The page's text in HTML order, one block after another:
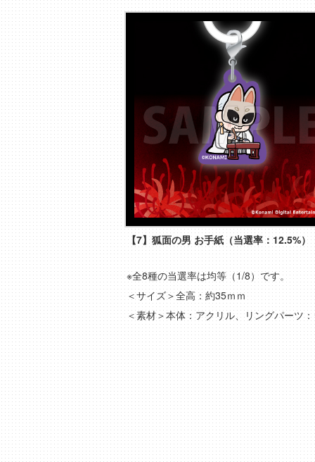
【7】狐面の男 お手紙（当選率：12.5%）
※全8種の当選率は均等（1/8）です。
＜サイズ＞全高：約35ｍｍ
＜素材＞本体：アクリル、リングパーツ